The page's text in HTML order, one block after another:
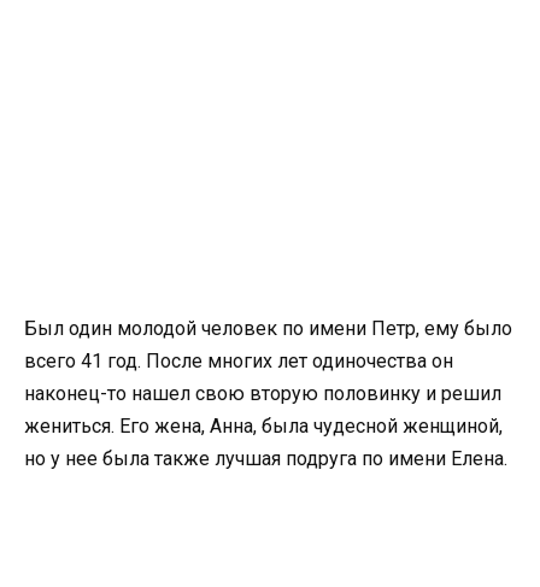
Был один молодой человек по имени Петр, ему было
всего 41 год. После многих лет одиночества он
наконец-то нашел свою вторую половинку и решил
жениться. Его жена, Анна, была чудесной женщиной,
но у нее была также лучшая подруга по имени Елена.